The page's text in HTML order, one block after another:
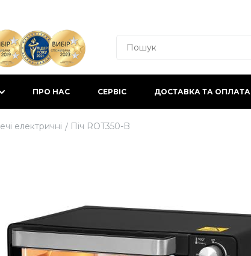
ПРО НАС СЕРВІС ДОСТАВКА ТА ОПЛАТА
електричнi Піч ROT350-B